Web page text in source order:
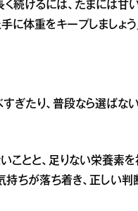
続けるには、たまには甘
に体重をキープしましょう」
ぎたり、普段なら選ばな
ことと、足りない栄養素
ちが落ち着き、正しい判